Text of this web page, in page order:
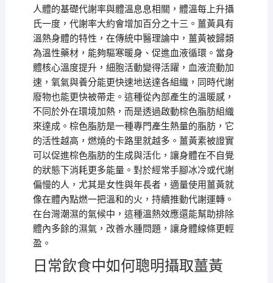
人體的基礎代謝率與體溫息息相關，體溫每上升攝
氏一度，代謝率大約會增加百分之十三。薑黃具有
溫熱身體的特性，在傳統中醫理論中，薑黃被歸類
為溫性藥材，能夠驅寒暖身、促進血液循環。當身
體核心溫度提升，細胞活動變得活躍，血液流動加
速，氧氣與養分能更快速地送達各組織，同時代謝
廢物也能更快被帶走。這種從內部產生的溫暖感，
不同於外在環境加熱，而是透過啟動棕色脂肪組織
來達成。棕色脂肪是一種專門產生熱量的脂肪，它
的活性越高，燃燒的卡路里就越多。薑黃素被證實
可以促進棕色脂肪的生成與活化，讓身體在不自覺
的狀態下消耗更多能量。對於經常手腳冰冷或代謝
偏慢的人，尤其是女性與年長者，適量使用薑黃就
像在體內點燃一把溫和的火，持續推動代謝運轉。
在台灣潮濕的氣候中，這種溫熱效應還能幫助排除
體內多餘的濕氣，改善水腫問題，讓身體線條更輕
盈。
日常飲食中如何聰明攝取薑黃